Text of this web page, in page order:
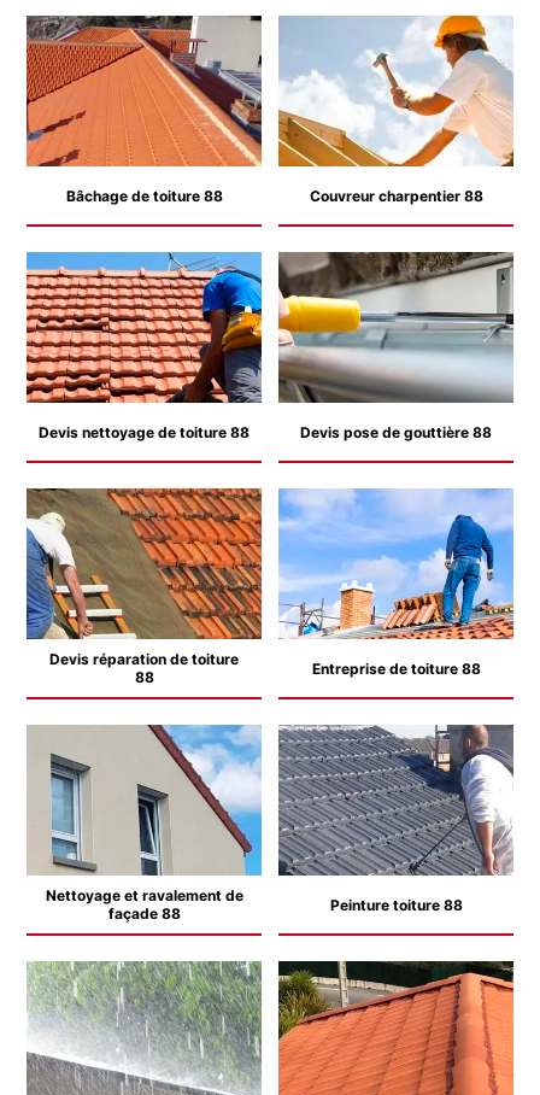
Bâchage de toiture 88 Couvreur charpentier 88
Devis nettoyage de toiture 88 Devis pose de gouttière 88
Devis réparation de toiture
88
Entreprise de toiture 88
Nettoyage et ravalement de
façade 88
Peinture toiture 88